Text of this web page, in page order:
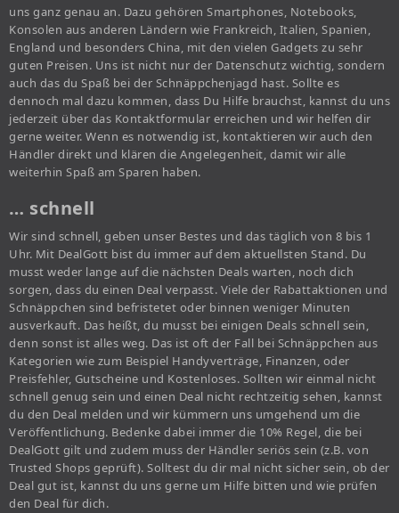
uns ganz genau an. Dazu gehören Smartphones, Notebooks,
Konsolen aus anderen Ländern wie Frankreich, Italien, Spanien,
England und besonders China, mit den vielen Gadgets zu sehr
guten Preisen. Uns ist nicht nur der Datenschutz wichtig, sondern
auch das du Spaß bei der Schnäppchenjagd hast. Sollte es
dennoch mal dazu kommen, dass Du Hilfe brauchst, kannst du uns
jederzeit über das Kontaktformular erreichen und wir helfen dir
gerne weiter. Wenn es notwendig ist, kontaktieren wir auch den
Händler direkt und klären die Angelegenheit, damit wir alle
weiterhin Spaß am Sparen haben.
… schnell
Wir sind schnell, geben unser Bestes und das täglich von 8 bis 1
Uhr. Mit DealGott bist du immer auf dem aktuellsten Stand. Du
musst weder lange auf die nächsten Deals warten, noch dich
sorgen, dass du einen Deal verpasst. Viele der Rabattaktionen und
Schnäppchen sind befristetet oder binnen weniger Minuten
ausverkauft. Das heißt, du musst bei einigen Deals schnell sein,
denn sonst ist alles weg. Das ist oft der Fall bei Schnäppchen aus
Kategorien wie zum Beispiel Handyverträge, Finanzen, oder
Preisfehler, Gutscheine und Kostenloses. Sollten wir einmal nicht
schnell genug sein und einen Deal nicht rechtzeitig sehen, kannst
du den Deal melden und wir kümmern uns umgehend um die
Veröffentlichung. Bedenke dabei immer die 10% Regel, die bei
DealGott gilt und zudem muss der Händler seriös sein (z.B. von
Trusted Shops geprüft). Solltest du dir mal nicht sicher sein, ob der
Deal gut ist, kannst du uns gerne um Hilfe bitten und wie prüfen
den Deal für dich.